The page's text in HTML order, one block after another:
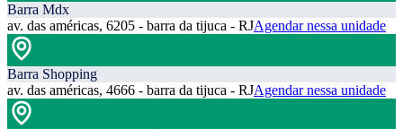
Barra Mdx
av. das américas, 6205 - barra da tijuca - RJAgendar nessa unidade
Barra Shopping
av. das américas, 4666 - barra da tijuca - RJAgendar nessa unidade